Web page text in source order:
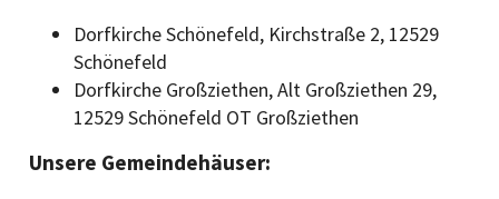
Dorfkirche Schönefeld, Kirchstraße 2, 12529
Schönefeld
Dorfkirche Großziethen, Alt Großziethen 29,
12529 Schönefeld OT Großziethen
Unsere Gemeindehäuser: